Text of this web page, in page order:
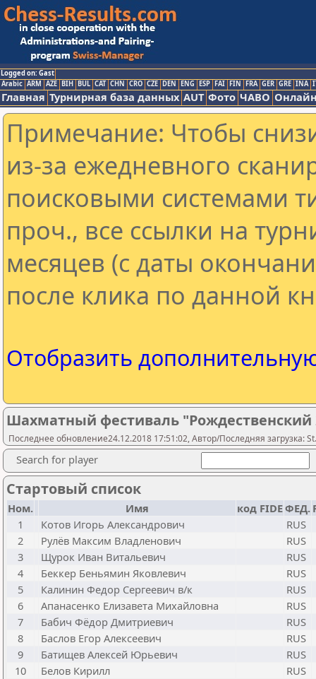
Logged on: Gast
Arabic ARM AZE BIH BUL CAT CHN CRO CZE DEN ENG ESP FAI FIN FRA GER GRE INA
Главная Турнирная база данных AUT Фото ЧАВО
Примечание: Чтобы
из-за ежедневного
поисковыми системами
проч., все ссылки на
месяцев (с даты
после клика по данной
Отобразить
Шахматный фестиваль "Рождественский
Последнее обновление24.12.2018 17:51:02, Автор/Последняя загрузка:
Search for player
Стартовый список
Ном. Имя код FIDEФЕД.
1
Котов Игорь Александрович
RUS
2
Рулёв Максим Владленович
RUS
3
Щурок Иван Витальевич
RUS
4
Беккер Беньямин Яковлевич
RUS
5
Калинин Федор Сергеевич в/к
RUS
6
Апанасенко Елизавета Михайловна
RUS
7
Бабич Фёдор Дмитриевич
RUS
8
Баслов Егор Алексеевич
RUS
9
Батищев Алексей Юрьевич
RUS
10
Белов Кирилл
RUS